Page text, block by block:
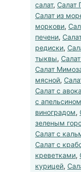
салат, Салат
Салат из
моркови,
печени,
редиски,
тыквы,
Салат
мясной,
Салат с
с апельсином
виноградом,
зеленым
Салат с
Салат с
креветками,
курицей,